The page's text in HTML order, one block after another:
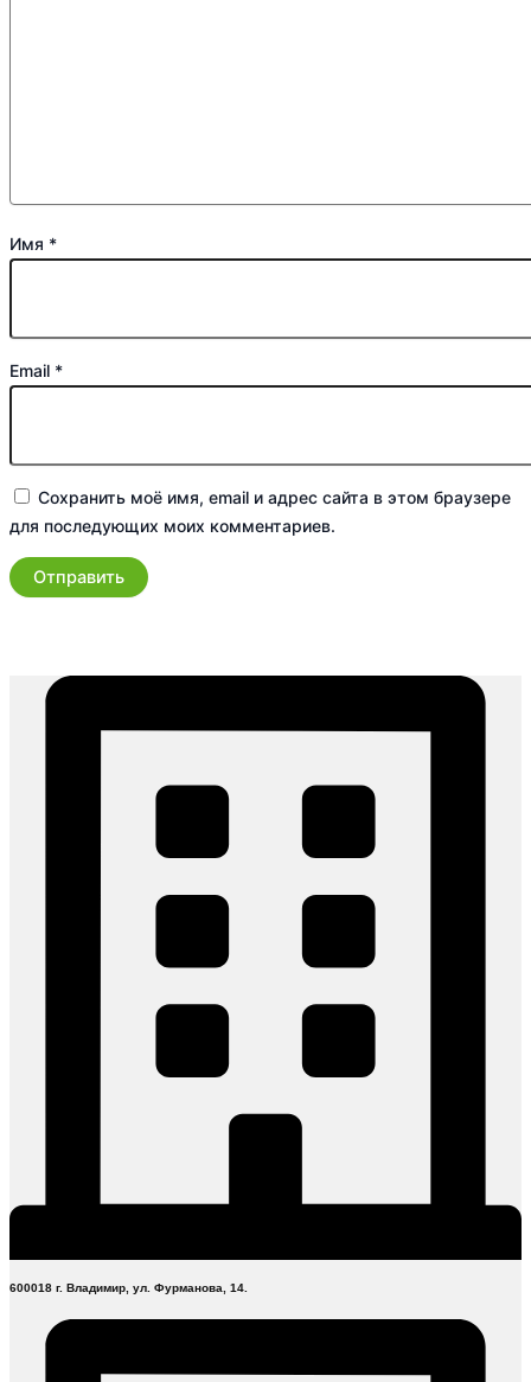
Имя *
Email *
Сохранить моё имя, email и адрес сайта в этом браузере
для последующих моих комментариев.
600018 г. Владимир, ул. Фурманова, 14.